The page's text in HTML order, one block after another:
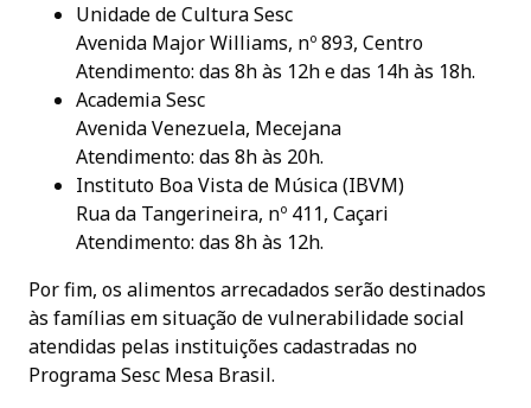
Unidade de Cultura Sesc
Avenida Major Williams, nº 893, Centro
Atendimento: das 8h às 12h e das 14h às 18h.
Academia Sesc
Avenida Venezuela, Mecejana
Atendimento: das 8h às 20h.
Instituto Boa Vista de Música (IBVM)
Rua da Tangerineira, nº 411, Caçari
Atendimento: das 8h às 12h.
Por fim, os alimentos arrecadados serão destinados
às famílias em situação de vulnerabilidade social
atendidas pelas instituições cadastradas no
Programa Sesc Mesa Brasil.